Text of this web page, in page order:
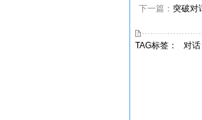
下一篇： 突破对
TAG标签： 对话